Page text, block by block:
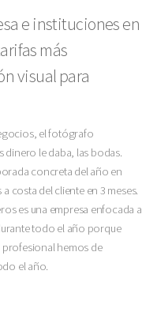
e instituciones en
más
visual para
el fotógrafo
dinero le daba, las bodas.
concreta del año en
costa del cliente en 3 meses.
es una empresa enfocada a
todo el año porque
hemos de
el año.